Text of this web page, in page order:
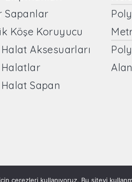
Sapanlar
Köşe Koruyucu
Aksesuarları
Halatlar
Sapan
çerezleri kullanıyoruz. Bu siteyi